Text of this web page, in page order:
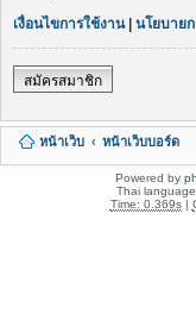
เงื่อนไขการใช้งาน| นโยบาย
สมัครสมาชิก
หน้าเว็บ หน้าเว็บบอร์ด
Powered by
Thai
Time: 0.369s|